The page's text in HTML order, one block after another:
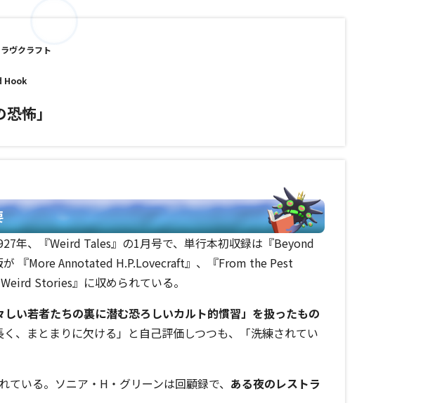
ヴクラフト
Hook
怖」
年、『Weird Tales』の1月号で、単行本初収録は『Beyond
『More Annotated H.P.Lovecraft』、『From the Pest
Stories』に収められている。
しい若者たちの裏に潜む恐ろしいカルト的慣習」を扱ったもの
、まとまりに欠ける」と自己評価しつつも、「洗練されてい
いる。ソニア・H・グリーンは回顧録で、 ある夜のレストラ